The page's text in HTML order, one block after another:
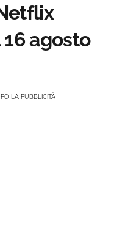
agosto
LA PUBBLICITÀ